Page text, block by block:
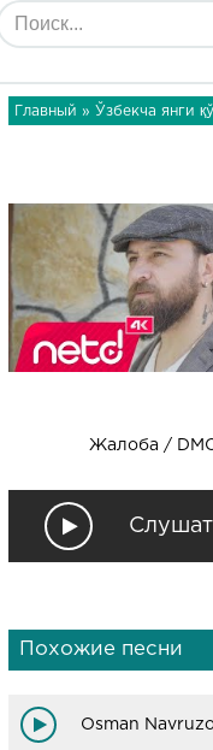
Главный » Ўзбекча янги
Жалоба /
Похожие песни
Osman